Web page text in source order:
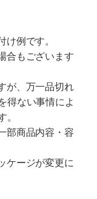
例です。
合もございます
が、万一品切れ
得ない事情によ
部商品内容・容
ケージが変更に